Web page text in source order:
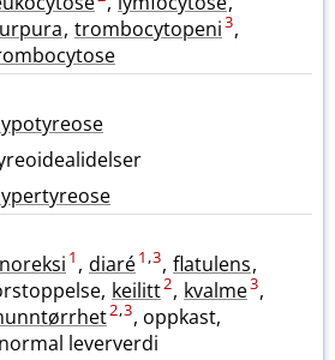
, trombocytopeni3,
1 , diaré1,3, flatulens,
keilitt2, kvalme3,
2,3, oppkast,
leververdi